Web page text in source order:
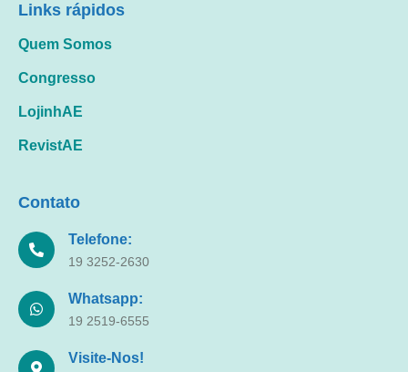
Links rápidos
Quem Somos
Congresso
LojinhAE
RevistAE
Contato
Telefone:
19 3252-2630
Whatsapp:
19 2519-6555
Visite-Nos!